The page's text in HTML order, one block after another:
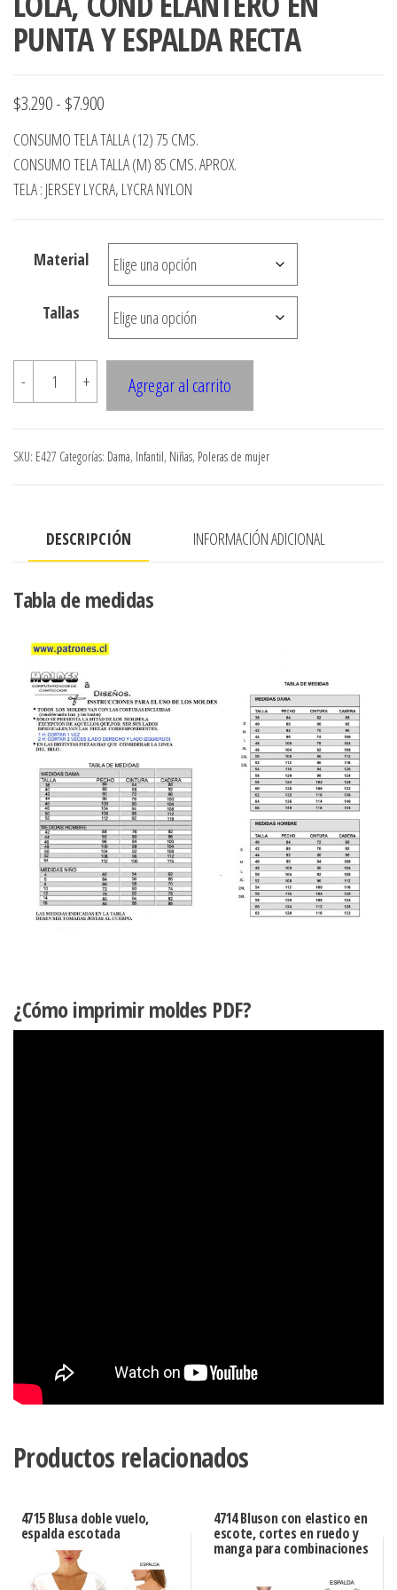
PUNTA Y ESPALDA RECTA
$3.290- $7.900Rango
de
precios:
desde
hasta
$7.900
CONSUMO TELA TALLA (12) 75 CMS.
CONSUMO TELA TALLA (M) 85 CMS. APROX.
TELA : JERSEY LYCRA, LYCRA NYLON
Material
Tallas
-
E427
POLERA
MINI
EN
Y
RECTA
cantidad
+ Agregar al carrito
SKU: E427 Categorías: Dama, Infantil, Niñas, Poleras de mujer
DESCRIPCIÓN INFORMACIÓN ADICIONAL
Tabla de medidas
¿Cómo imprimir moldes PDF?
Productos relacionados
4715 Blusa doble vuelo,
espalda escotada
4714 Bluson con elastico en
escote, cortes en ruedo y
manga para combinaciones